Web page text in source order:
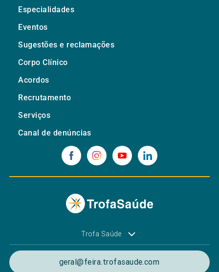
Especialidades
Eventos
Sugestões e reclamações
Corpo Clínico
Acordos
Recrutamento
Serviços
Canal de denúncias
Trofa Saúde
geral@feira.trofasaude.com